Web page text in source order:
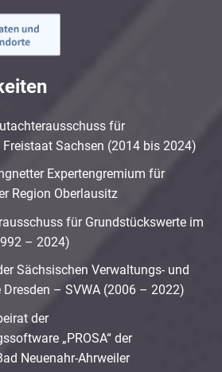
für
Sachsen (2014 bis 2024)
Expertengremium für
Region Oberlausitz
für Grundstückswerte im
– 2024)
Sächsischen Verwaltungs- und
– SVWA (2006 – 2022)
der
„PROSA“ der
Neuenahr-Ahrweiler